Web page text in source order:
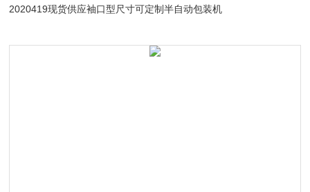
2020419现货供应袖口型尺寸可定制半自动包装机